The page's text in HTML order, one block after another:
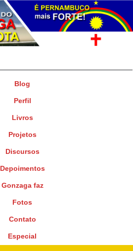
Blog
Perfil
Livros
Projetos
Discursos
Depoimentos
Gonzaga faz
Fotos
Contato
Especial